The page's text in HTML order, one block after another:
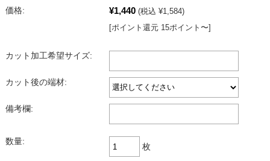
価格: ¥1,440 (税込 ¥1,584)
[ポイント還元 15ポイント〜]
カット加工希望サイズ:
カット後の端材:
備考欄:
数量:
枚